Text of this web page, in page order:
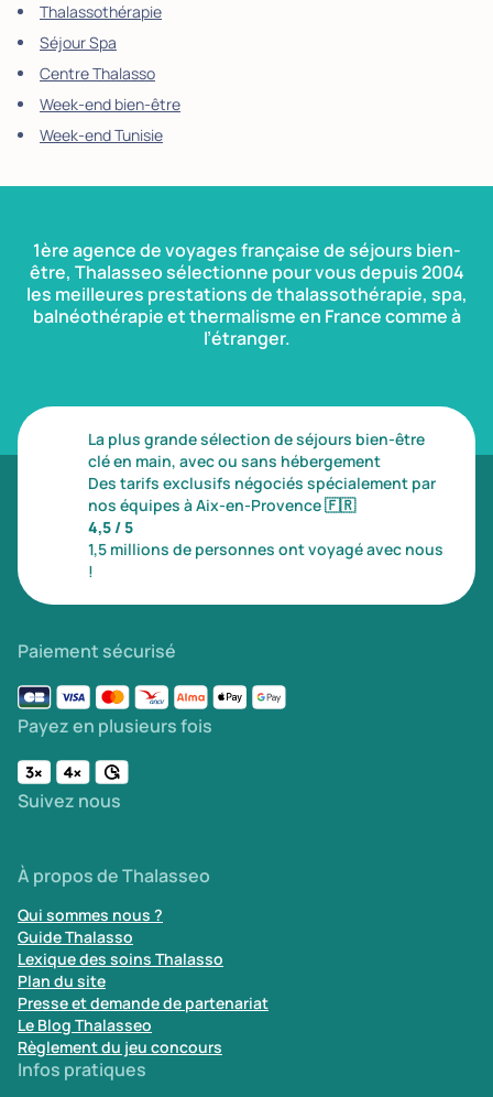
Thalassothérapie
Séjour Spa
Centre Thalasso
Week-end bien-être
Week-end Tunisie
1ère agence de voyages française de séjours bien-
être, Thalasseo sélectionne pour vous depuis 2004
les meilleures prestations de thalassothérapie, spa,
balnéothérapie et thermalisme en France comme à
l’étranger.
La plus grande sélection de séjours bien-être
clé en main, avec ou sans hébergement
Des tarifs exclusifs négociés spécialement par
nos équipes à Aix-en-Provence🇫🇷
4,5 / 5
1,5 millions de personnes ont voyagé avec nous
!
Paiement sécurisé
Payez en plusieurs fois
Suivez nous
À propos de Thalasseo
Qui sommes nous ?
Guide Thalasso
Lexique des soins Thalasso
Plan du site
Presse et demande de partenariat
Le Blog Thalasseo
Règlement du jeu concours
Infos pratiques